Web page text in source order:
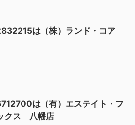
は（株）ランド・コア
は（有）エステイト・フ
クス 八幡店